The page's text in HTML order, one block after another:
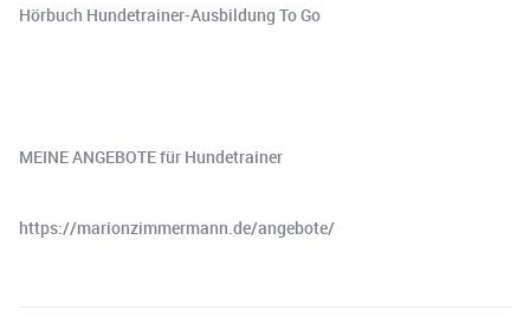
⁠Hörbuch Hundetrainer-Ausbildung To Go⁠
MEINE ANGEBOTE für Hundetrainer
https://marionzimmermann.de/angebote/